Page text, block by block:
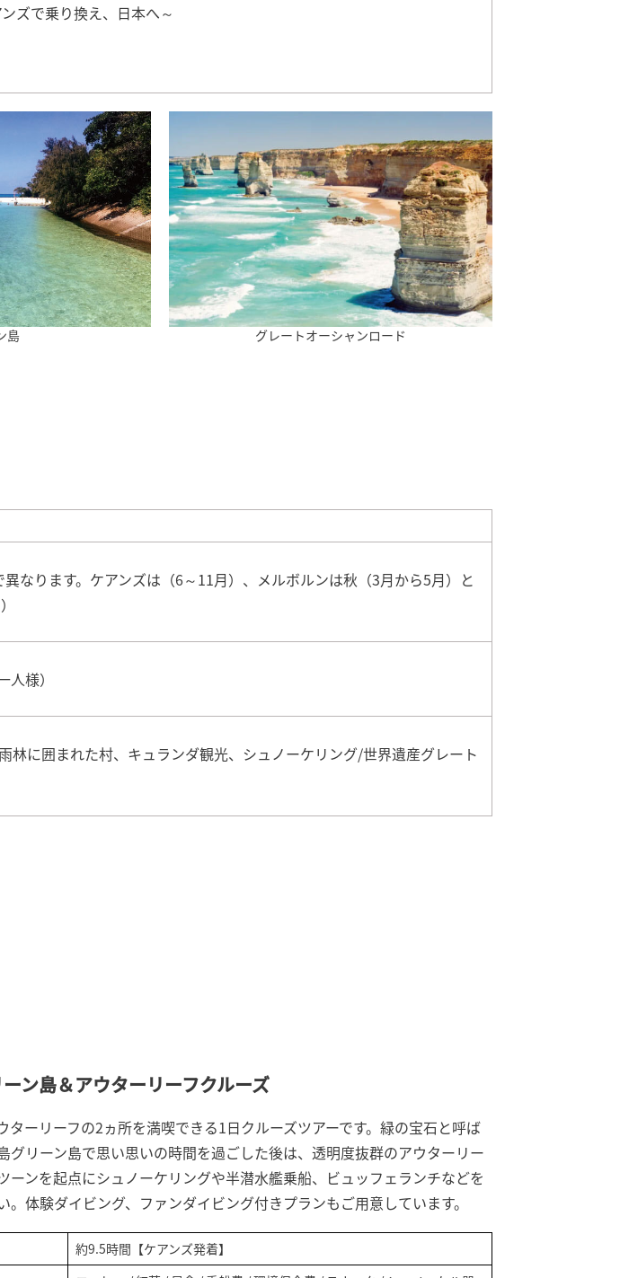
ズで乗り換え、日本へ～
島 グレートオーシャンロード
なります。ケアンズは（6～11月）、メルボルンは秋（3月から5月）と
様）
林に囲まれた村、キュランダ観光、シュノーケリング/世界遺産グレート
ン島＆アウターリーフクルーズ
ターリーフの2ヵ所を満喫できる1日クルーズツアーです。緑の宝石と呼ば
グリーン島で思い思いの時間を過ごした後は、透明度抜群のアウターリー
ーンを起点にシュノーケリングや半潜水艦乗船、ビュッフェランチなどを
。体験ダイビング、ファンダイビング付きプランもご用意しています。
約9.5時間【ケアンズ発着】